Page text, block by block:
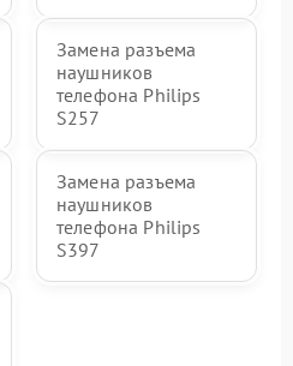
Замена разъема
наушников
телефона Philips
S257
Замена разъема
наушников
телефона Philips
S397